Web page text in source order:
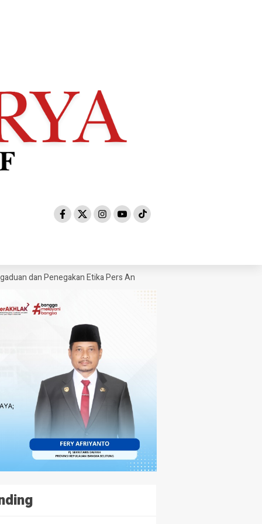
Penegakan Etika Pers Angkat Bicara Soal Kritik Warsito terhadap